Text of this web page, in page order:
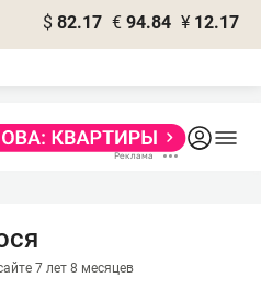
$ 82.17 € 94.84 ¥ 12.17
7 лет 8 месяцев